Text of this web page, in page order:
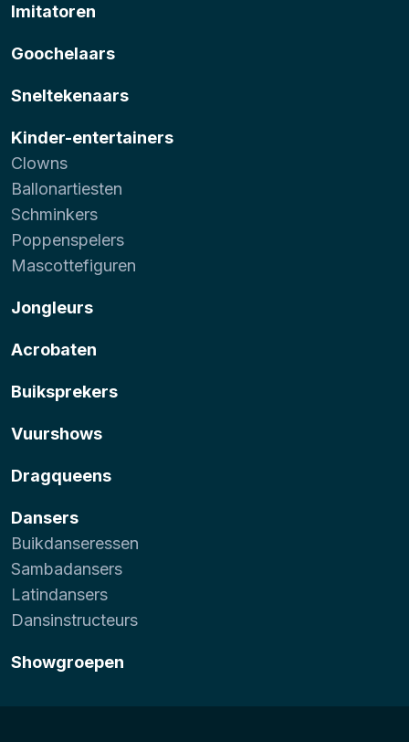
Imitatoren
Goochelaars
Sneltekenaars
Kinder-entertainers
Clowns
Ballonartiesten
Schminkers
Poppenspelers
Mascottefiguren
Jongleurs
Acrobaten
Buiksprekers
Vuurshows
Dragqueens
Dansers
Buikdanseressen
Sambadansers
Latindansers
Dansinstructeurs
Showgroepen